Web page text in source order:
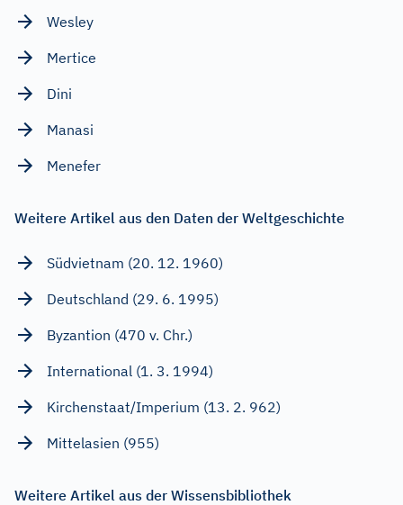
Wesley
Mertice
Dini
Manasi
Menefer
Weitere Artikel aus den Daten der Weltgeschichte
Südvietnam (20. 12. 1960)
Deutschland (29. 6. 1995)
Byzantion (470 v. Chr.)
International (1. 3. 1994)
Kirchenstaat/Imperium (13. 2. 962)
Mittelasien (955)
Weitere Artikel aus der Wissensbibliothek